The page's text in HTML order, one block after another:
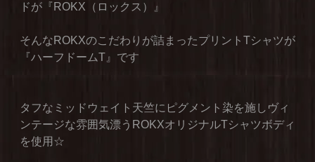
ドが『ROKX（ロックス）』
そんなROKXのこだわりが詰まったプリントTシャツが
『ハーフドームT』です
タフなミッドウェイト天竺にピグメント染を施しヴィ
ンテージな雰囲気漂うROKXオリジナルTシャツボディ
を使用☆